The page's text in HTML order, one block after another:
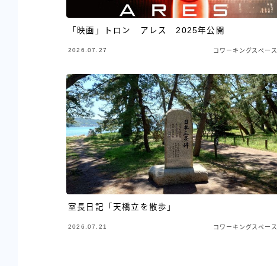
「映画」トロン アレス 2025年公開
2026.07.27 コワーキングスペース
室長日記「天橋立を散歩」
2026.07.21 コワーキングスペース